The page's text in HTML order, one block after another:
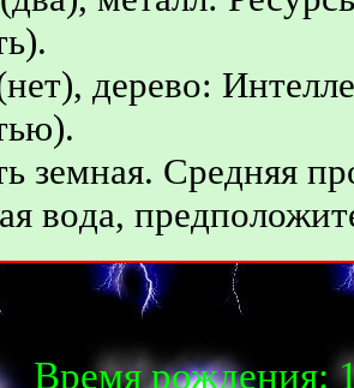
дерево:
земная. Средняя
вoдa,
Время рождения: